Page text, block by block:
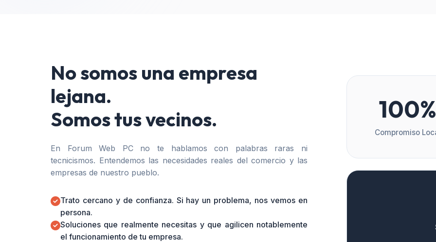
No somos una empresa
lejana.
Somos tus vecinos.
En Forum Web PC no te hablamos con palabras raras ni
tecnicismos. Entendemos las necesidades reales del comercio y las
empresas de nuestro pueblo.
Trato cercano y de confianza. Si hay un problema, nos vemos en
persona.
Soluciones que realmente necesitas y que agilicen notablemente
el funcionamiento de tu empresa.
100%
Compromiso